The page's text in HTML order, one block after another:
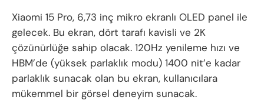
Xiaomi 15 Pro, 6,73 inç mikro ekranlı OLED panel ile
gelecek. Bu ekran, dört tarafı kavisli ve 2K
çözünürlüğe sahip olacak. 120Hz yenileme hızı ve
HBM’de (yüksek parlaklık modu) 1400 nit’e kadar
parlaklık sunacak olan bu ekran, kullanıcılara
mükemmel bir görsel deneyim sunacak.